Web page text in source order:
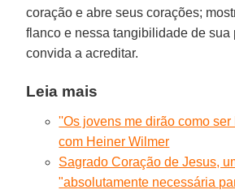
coração e abre seus corações;
flanco e nessa tangibilidade de sua
convida a acreditar.
Leia mais
''Os jovens me dirão como
com Heiner Wilmer
Sagrado Coração de Jesus,
"absolutamente necessária